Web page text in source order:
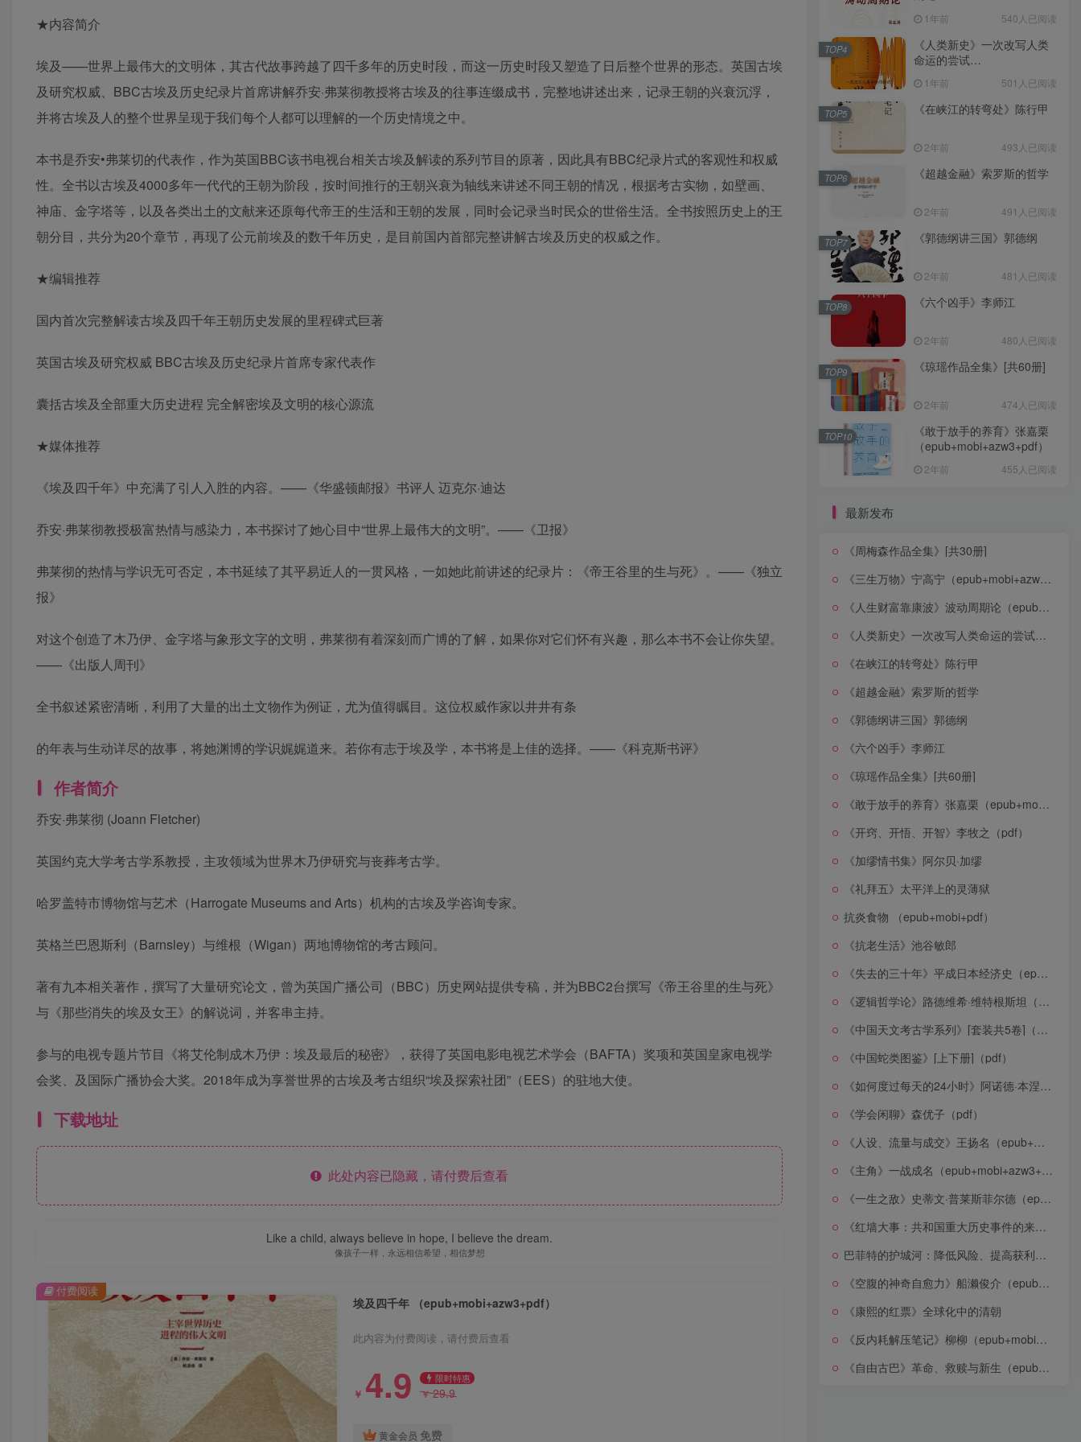
★内容简介
埃及——世界上最伟大的文明体，其古代故事跨越了四千多年的历史时段，而这一历史时段又塑造了日后整个世界的形态。英国古埃
及研究权威、BBC古埃及历史纪录片首席讲解乔安·弗莱彻教授将古埃及的往事连缀成书，完整地讲述出来，记录王朝的兴衰沉浮，
并将古埃及人的整个世界呈现于我们每个人都可以理解的一个历史情境之中。
本书是乔安•弗莱切的代表作，作为英国BBC该书电视台相关古埃及解读的系列节目的原著，因此具有BBC纪录片式的客观性和权威
性。全书以古埃及4000多年一代代的王朝为阶段，按时间推行的王朝兴衰为轴线来讲述不同王朝的情况，根据考古实物，如壁画、
神庙、金字塔等，以及各类出土的文献来还原每代帝王的生活和王朝的发展，同时会记录当时民众的世俗生活。全书按照历史上的王
朝分目，共分为20个章节，再现了公元前埃及的数千年历史，是目前国内首部完整讲解古埃及历史的权威之作。
★编辑推荐
国内首次完整解读古埃及四千年王朝历史发展的里程碑式巨著
英国古埃及研究权威 BBC古埃及历史纪录片首席专家代表作
囊括古埃及全部重大历史进程 完全解密埃及文明的核心源流
★媒体推荐
《埃及四千年》中充满了引人入胜的内容。——《华盛顿邮报》书评人 迈克尔·迪达
乔安·弗莱彻教授极富热情与感染力，本书探讨了她心目中“世界上最伟大的文明”。——《卫报》
弗莱彻的热情与学识无可否定，本书延续了其平易近人的一贯风格，一如她此前讲述的纪录片：《帝王谷里的生与死》。——《独立
报》
对这个创造了木乃伊、金字塔与象形文字的文明，弗莱彻有着深刻而广博的了解，如果你对它们怀有兴趣，那么本书不会让你失望。
——《出版人周刊》
全书叙述紧密清晰，利用了大量的出土文物作为例证，尤为值得瞩目。这位权威作家以井井有条
的年表与生动详尽的故事，将她渊博的学识娓娓道来。若你有志于埃及学，本书将是上佳的选择。——《科克斯书评》
作者简介
乔安·弗莱彻 (Joann Fletcher)
英国约克大学考古学系教授，主攻领域为世界木乃伊研究与丧葬考古学。
哈罗盖特市博物馆与艺术（Harrogate Museums and Arts）机构的古埃及学咨询专家。
英格兰巴恩斯利（Barnsley）与维根（Wigan）两地博物馆的考古顾问。
著有九本相关著作，撰写了大量研究论文，曾为英国广播公司（BBC）历史网站提供专稿，并为BBC2台撰写《帝王谷里的生与死》
与《那些消失的埃及女王》的解说词，并客串主持。
参与的电视专题片节目《将艾伦制成木乃伊：埃及最后的秘密》，获得了英国电影电视艺术学会（BAFTA）奖项和英国皇家电视学
会奖、及国际广播协会大奖。2018年成为享誉世界的古埃及考古组织“埃及探索社团”（EES）的驻地大使。
下载地址
此处内容已隐藏，请付费后查看
Like a child, always believe in hope, I believe the dream.
像孩子一样，永远相信希望，相信梦想
埃及四千年 （epub+mobi+azw3+pdf）
此内容为付费阅读，请付费后查看
￥ 4.9 限时特惠
￥29.9
黄金会员 免费
付费阅读
1年前 540人已阅读
《人类新史》一次改写人类
命运的尝试
1年前 501人已阅读
TOP4
《在峡江的转弯处》陈行甲
2年前 493人已阅读
TOP5
《超越金融》索罗斯的哲学
2年前 491人已阅读
TOP6
《郭德纲讲三国》郭德纲
2年前 481人已阅读
TOP7
《六个凶手》李师江
2年前 480人已阅读
TOP8
《琼瑶作品全集》[共60册]
2年前 474人已阅读
TOP9
《敢于放手的养育》张嘉栗
（epub+mobi+azw3+pdf）
2年前 455人已阅读
TOP10
最新发布
《周梅森作品全集》[共30册]
《三生万物》宁高宁（epub+mobi+azw3+pdf）
《人生财富靠康波》波动周期论（epub+mobi+azw3+pdf）
《人类新史》一次改写人类命运的尝试（epub+mobi+azw3+pdf）
《在峡江的转弯处》陈行甲
《超越金融》索罗斯的哲学
《郭德纲讲三国》郭德纲
《六个凶手》李师江
《琼瑶作品全集》[共60册]
《敢于放手的养育》张嘉栗（epub+mobi+azw3+pdf）
《开窍、开悟、开智》李牧之（pdf）
《加缪情书集》阿尔贝·加缪
《礼拜五》太平洋上的灵薄狱
抗炎食物 （epub+mobi+pdf）
《抗老生活》池谷敏郎
《失去的三十年》平成日本经济史（epub+mobi+azw3+pdf）
《逻辑哲学论》路德维希·维特根斯坦（epub+mobi+azw3+pdf）
《中国天文考古学系列》[套装共5卷]（epub+mobi+azw3+pdf）
《中国蛇类图鉴》[上下册]（pdf）
《如何度过每天的24小时》阿诺德·本涅特（epub+mobi+azw3+pdf）
《学会闲聊》森优子（pdf）
《人设、流量与成交》王扬名（epub+mobi+azw3+pdf）
《主角》一战成名（epub+mobi+azw3+pdf）
《一生之敌》史蒂文·普莱斯菲尔德（epub+mobi+azw3+pdf）
《红墙大事：共和国重大历史事件的来龙去脉》（全二册）（pdf）
巴菲特的护城河：降低风险、提高获利的股市真规则(epub+azw3+mobi)
《空腹的神奇自愈力》船濑俊介（epub+mobi+azw3+pdf）
《康熙的红票》全球化中的清朝
《反内耗解压笔记》柳柳（epub+mobi+azw3+pdf）
《自由古巴》革命、救赎与新生（epub+mobi+azw3+pdf）